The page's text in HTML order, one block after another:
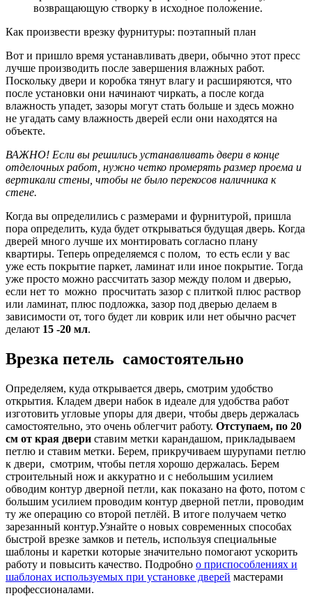
возвращающую створку в исходное положение.
Как произвести врезку фурнитуры: поэтапный план
Вот и пришло время устанавливать двери, обычно этот пресс
лучше производить после завершения влажных работ.
Поскольку двери и коробка тянут влагу и расширяются, что
после установки они начинают чиркать, а после когда
влажность упадет, зазоры могут стать больше и здесь можно
не угадать саму влажность дверей если они находятся на
объекте.
ВАЖНО! Если вы решились устанавливать двери в конце
отделочных работ, нужно четко промерять размер проема и
вертикали стены, чтобы не было перекосов наличника к
стене.
Когда вы определились с размерами и фурнитурой, пришла
пора определить, куда будет открываться будущая дверь. Когда
дверей много лучше их монтировать согласно плану
квартиры. Теперь определяемся с полом, то есть если у вас
уже есть покрытие паркет, ламинат или иное покрытие. Тогда
уже просто можно рассчитать зазор между полом и дверью,
если нет то можно просчитать зазор с плиткой плюс раствор
или ламинат, плюс подложка, зазор под дверью делаем в
зависимости от, того будет ли коврик или нет обычно расчет
делают 15 -20 мл.
Врезка петель самостоятельно
Определяем, куда открывается дверь, смотрим удобство
открытия. Кладем двери набок в идеале для удобства работ
изготовить угловые упоры для двери, чтобы дверь держалась
самостоятельно, это очень облегчит работу. Отступаем, по 20
см от края двери ставим метки карандашом, прикладываем
петлю и ставим метки. Берем, прикручиваем шурупами петлю
к двери, смотрим, чтобы петля хорошо держалась. Берем
строительный нож и аккуратно и с небольшим усилием
обводим контур дверной петли, как показано на фото, потом с
большим усилием проводим контур дверной петли, проводим
ту же операцию со второй петлёй. В итоге получаем четко
зарезанный контур.Узнайте о новых современных способах
быстрой врезке замков и петель, используя специальные
шаблоны и каретки которые значительно помогают ускорить
работу и повысить качество. Подробно о приспособлениях и
шаблонах используемых при установке дверей мастерами
профессионалами.